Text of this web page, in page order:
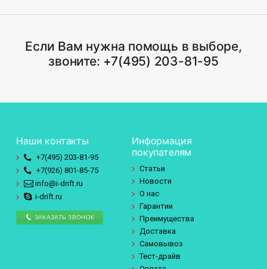
Если Вам нужна помощь в выборе,
звоните: +7(495) 203-81-95
Наши контакты
+7(495) 203-81-95
+7(926) 801-85-75
info@i-drift.ru
i-drift.ru
ЗАКАЗАТЬ ЗВОНОК
Информация
покупателям
Статьи
Новости
О нас
Гарантии
Преимущества
Доставка
Самовывоз
Тест-драйв